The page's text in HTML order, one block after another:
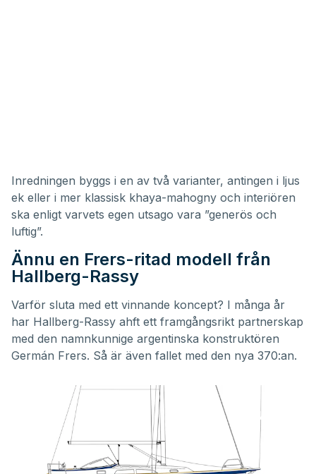
Inredningen byggs i en av två varianter, antingen i ljus
ek eller i mer klassisk khaya-mahogny och interiören
ska enligt varvets egen utsago vara ”generös och
luftig”.
Ännu en Frers-ritad modell från
Hallberg-Rassy
Varför sluta med ett vinnande koncept? I många år
har Hallberg-Rassy ahft ett framgångsrikt partnerskap
med den namnkunnige argentinska konstruktören
Germán Frers. Så är även fallet med den nya 370:an.